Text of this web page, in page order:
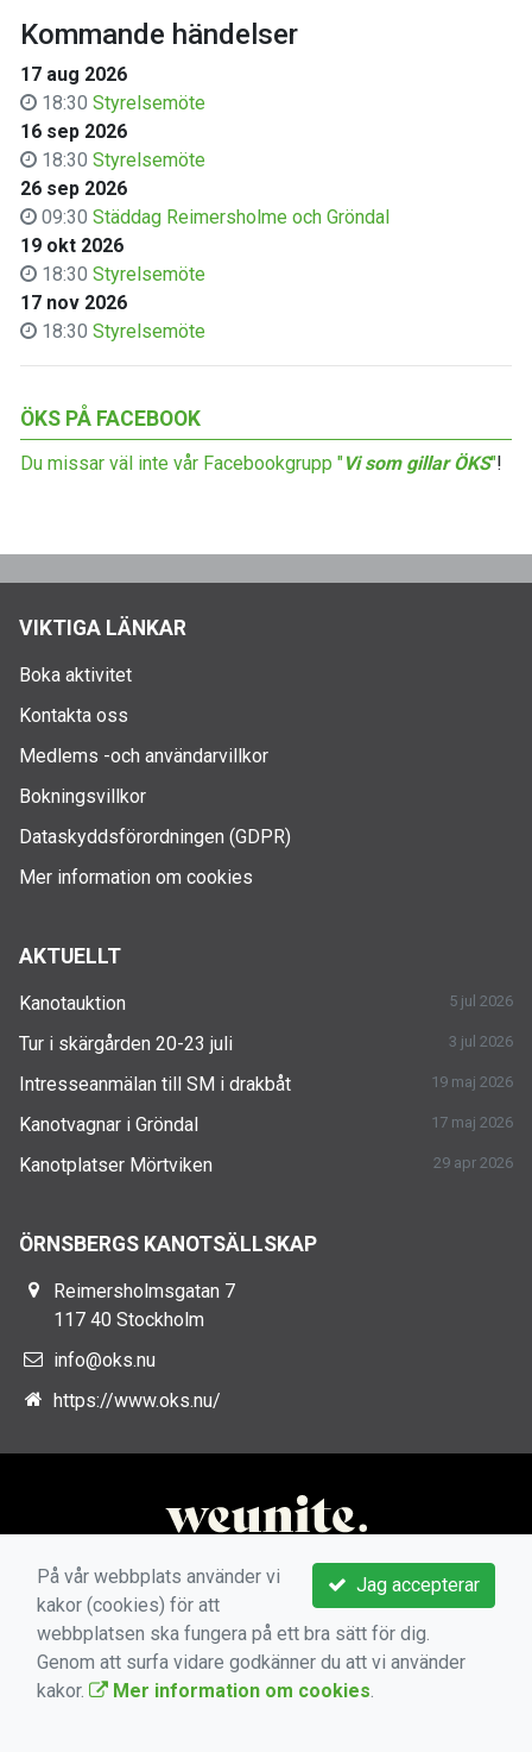
Kommande händelser
17 aug 2026
18:30 Styrelsemöte
16 sep 2026
18:30 Styrelsemöte
26 sep 2026
09:30 Städdag Reimersholme och Gröndal
19 okt 2026
18:30 Styrelsemöte
17 nov 2026
18:30 Styrelsemöte
ÖKS PÅ FACEBOOK
Du missar väl inte vår Facebookgrupp "Vi som gillar ÖKS"!
VIKTIGA LÄNKAR
Boka aktivitet
Kontakta oss
Medlems -och användarvillkor
Bokningsvillkor
Dataskyddsförordningen (GDPR)
Mer information om cookies
AKTUELLT
Kanotauktion 5 jul 2026
Tur i skärgården 20-23 juli 3 jul 2026
Intresseanmälan till SM i drakbåt 19 maj 2026
Kanotvagnar i Gröndal 17 maj 2026
Kanotplatser Mörtviken 29 apr 2026
ÖRNSBERGS KANOTSÄLLSKAP
Reimersholmsgatan 7
117 40 Stockholm
info@oks.nu
https://www.oks.nu/
Jag accepterar
På vår webbplats använder vi
kakor (cookies) för att
webbplatsen ska fungera på ett bra sätt för dig.
Genom att surfa vidare godkänner du att vi använder
kakor.
Mer information om cookies.